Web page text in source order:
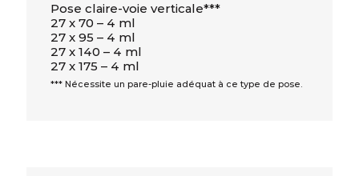
Pose claire-voie verticale***
27 x 70 – 4 ml
27 x 95 – 4 ml
27 x 140 – 4 ml
27 x 175 – 4 ml
*** Nécessite un pare-pluie adéquat à ce type de pose.